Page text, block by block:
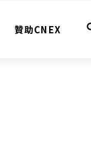
贊助CNEX